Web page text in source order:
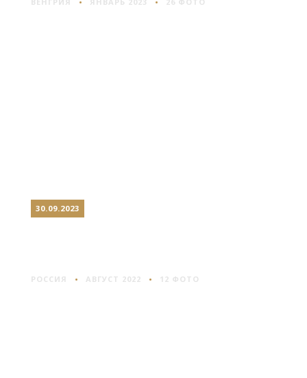
30.09.2023
РОССИЯ АВГУСТ 2022 12 ФОТО